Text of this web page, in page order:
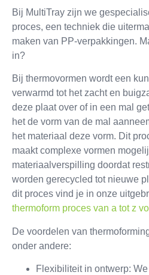
Bij MultiTray zijn we
proces, een techniek die
maken van PP-verpakkingen.
in?
Bij thermovormen wordt een
verwarmd tot het zacht en
deze plaat over of in een mal
het de vorm van de mal
het materiaal deze vorm. Dit
maakt complexe vormen
materiaalverspilling doordat
worden gerecycled tot nieuwe
dit proces vind je in onze
thermoform proces van a tot z
De voordelen van
onder andere:
Flexibiliteit in ontwerp: